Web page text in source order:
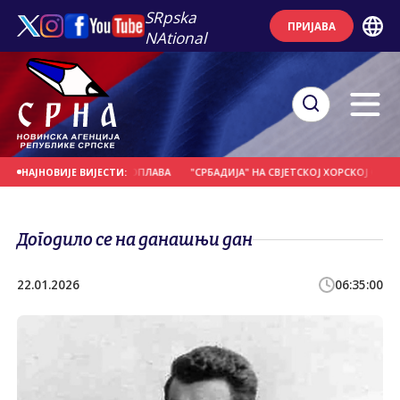
SRpska
NAtional
ПРИЈАВА
НАЈНОВИЈЕ ВИЈЕСТИ:
КИША И ПОПЛАВА "СРБАДИЈА" НА СВЈЕТСКОЈ ХОРСКОЈ ОЛИМПИЈАДИ
Догодило се на данашњи дан
22.01.2026 06:35:00